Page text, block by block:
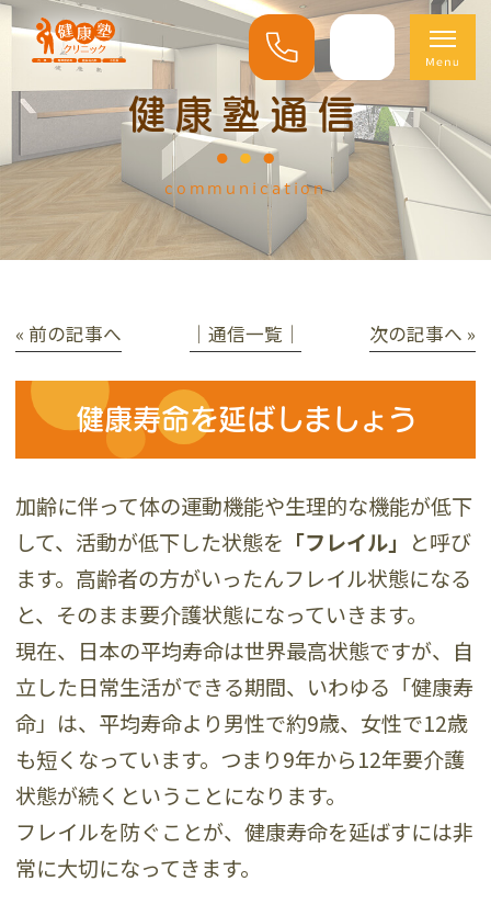
健康塾通信
communication
« 前の記事へ │通信一覧│ 次の記事へ »
健康寿命を延ばしましょう
加齢に伴って体の運動機能や生理的な機能が低下
して、活動が低下した状態を 「フレイル」 と呼び
ます。高齢者の方がいったんフレイル状態になる
と、そのまま要介護状態になっていきます。
現在、日本の平均寿命は世界最高状態ですが、自
立した日常生活ができる期間、いわゆる「健康寿
命」は、平均寿命より男性で約9歳、女性で12歳
も短くなっています。つまり9年から12年要介護
状態が続くということになります。
フレイルを防ぐことが、健康寿命を延ばすには非
常に大切になってきます。